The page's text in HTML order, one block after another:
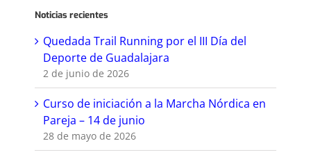
Noticias recientes
Quedada Trail Running por el III Día del
Deporte de Guadalajara
2 de junio de 2026
Curso de iniciación a la Marcha Nórdica en
Pareja – 14 de junio
28 de mayo de 2026